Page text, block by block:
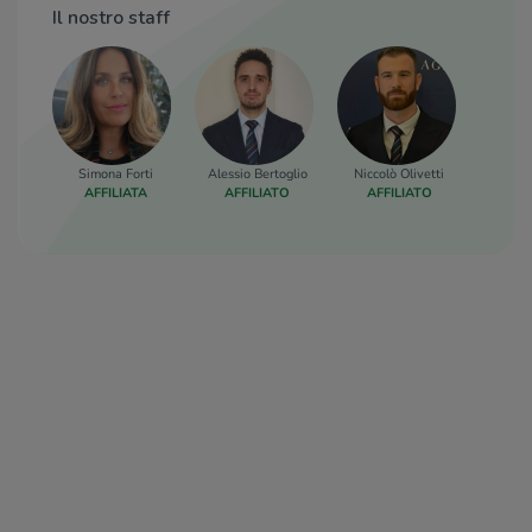
Il nostro staff
Simona Forti
AFFILIATA
Alessio Bertoglio
AFFILIATO
Niccolò Olivetti
AFFILIATO